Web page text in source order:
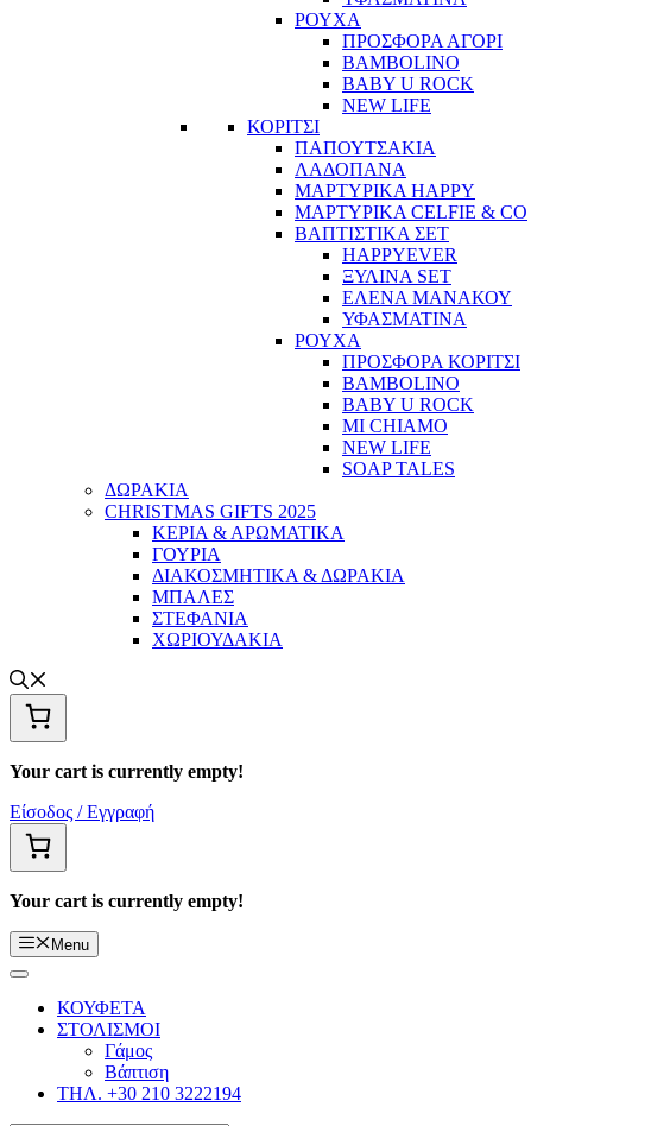
ΡΟΥΧΑ
ΠΡΟΣΦΟΡΑ ΑΓΟΡΙ
BAMBOLINO
BABY U ROCK
NEW LIFE
ΚΟΡΙΤΣΙ
ΠΑΠΟΥΤΣΑΚΙΑ
ΛΑΔΟΠΑΝΑ
ΜΑΡΤΥΡΙΚΑ HAPPY
ΜΑΡΤΥΡΙΚΑ CELFIE & CO
ΒΑΠΤΙΣΤΙΚΑ ΣΕΤ
HAPPYEVER
ΞΥΛΙΝΑ SET
ΕΛΕΝΑ ΜΑΝΑΚΟΥ
ΥΦΑΣΜΑΤΙΝΑ
ΡΟΥΧΑ
ΠΡΟΣΦΟΡΑ ΚΟΡΙΤΣΙ
BAMBOLINO
BABY U ROCK
MI CHIAMO
NEW LIFE
SOAP TALES
ΔΩΡΑΚΙΑ
CHRISTMAS GIFTS 2025
ΚΕΡΙΑ & ΑΡΩΜΑΤΙΚΑ
ΓΟΥΡΙΑ
ΔΙΑΚΟΣΜΗΤΙΚΑ & ΔΩΡΑΚΙΑ
ΜΠΑΛΕΣ
ΣΤΕΦΑΝΙΑ
ΧΩΡΙΟΥΔΑΚΙΑ
Your cart is currently empty!
Είσοδος / Εγγραφή
Your cart is currently empty!
Menu
ΚΟΥΦΕΤΑ
ΣΤΟΛΙΣΜΟΙ
Γάμος
Βάπτιση
ΤΗΛ. +30 210 3222194